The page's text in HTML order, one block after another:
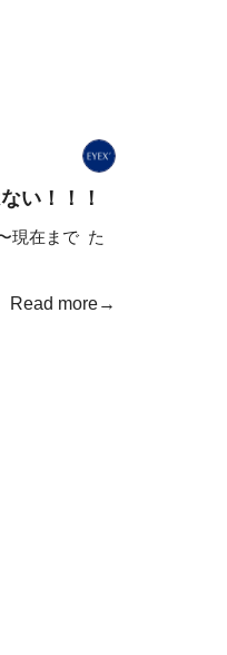
い！！！
現在まで た
Read more→